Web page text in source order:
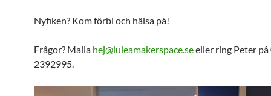
Nyfiken? Kom förbi och hälsa på!
Frågor? Maila hej@luleamakerspace.seeller ring Peter
2392995.